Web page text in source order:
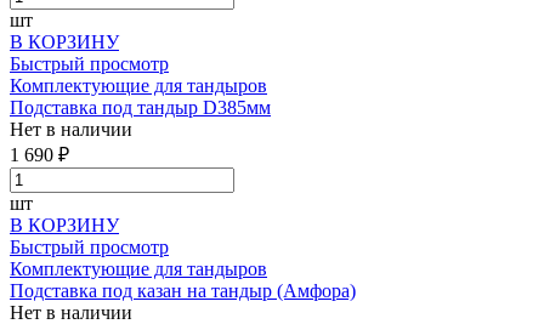
шт
В КОРЗИНУ
Быстрый просмотр
Комплектующие для тандыров
Подставка под тандыр D385мм
Нет в наличии
1 690 ₽
шт
В КОРЗИНУ
Быстрый просмотр
Комплектующие для тандыров
Подставка под казан на тандыр (Амфора)
Нет в наличии